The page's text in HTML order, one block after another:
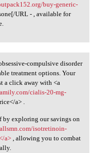
buy-generic-
URL - , available for
obsessive
compulsive disorder
treatment options. Your
a click away with <a
cialis-20-mg-
a> .
by exploring our savings on
isotretinoin-
a>, allowing you to combat